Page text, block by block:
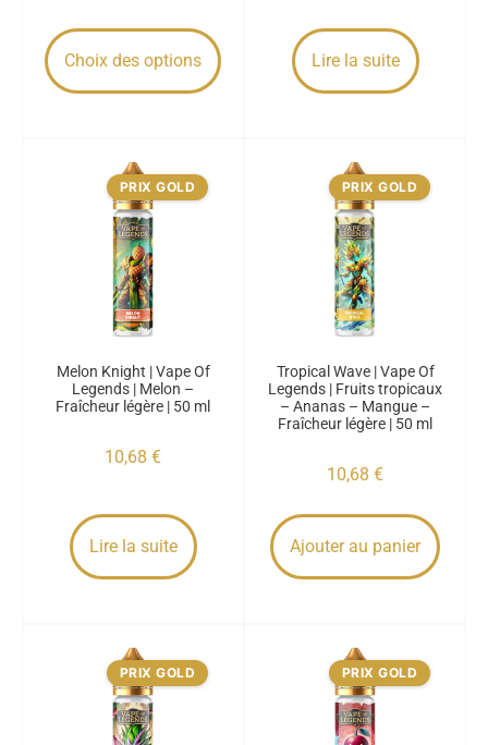
Choix des options Lire la suite
PRIX GOLD
Melon Knight | Vape Of
Legends | Melon –
Fraîcheur légère | 50 ml
10,68 €
Lire la suite
PRIX GOLD
Tropical Wave | Vape Of
Legends | Fruits tropicaux
– Ananas – Mangue –
Fraîcheur légère | 50 ml
10,68 €
Ajouter au panier
PRIX GOLD PRIX GOLD